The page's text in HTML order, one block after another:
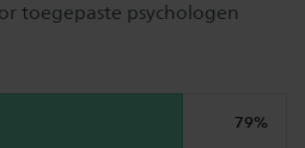
toegepaste psychologen
79%